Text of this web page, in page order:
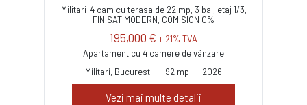
Militari-4 cam cu terasa de 22 mp, 3 bai, etaj 1/3,
FINISAT MODERN, COMISION 0%
195,000 € + 21% TVA
Apartament cu 4 camere de vânzare
Militari, Bucuresti
92 mp 2026
Vezi mai multe detalii